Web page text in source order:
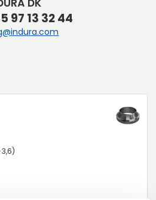
DK
97 13 32 44